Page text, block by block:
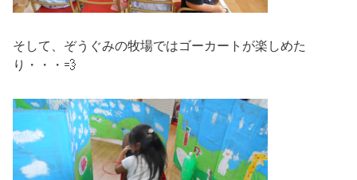
そして、ぞうぐみの牧場ではゴーカートが楽しめた
り・・・💨